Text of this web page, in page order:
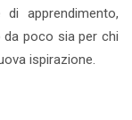
apprendimento,
poco sia per chi
ispirazione.